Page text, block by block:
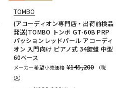
TOMBO
(アコーディオン専門店・出荷前検品
発送)TOMBO トンボ GT-60B PRP
パッションレッドパール アコーディ
オン 入門向け ピアノ式 34鍵盤 中型
60ベース
メーカー希望小売価格 ¥145,200
（税
込）